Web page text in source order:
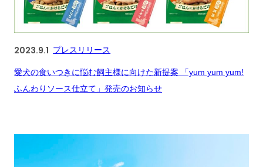
2023.9.1 プレスリリース
愛犬の食いつきに悩む飼主様に向けた新提案 「yum yum yum!
ふんわりソース仕立て」発売のお知らせ